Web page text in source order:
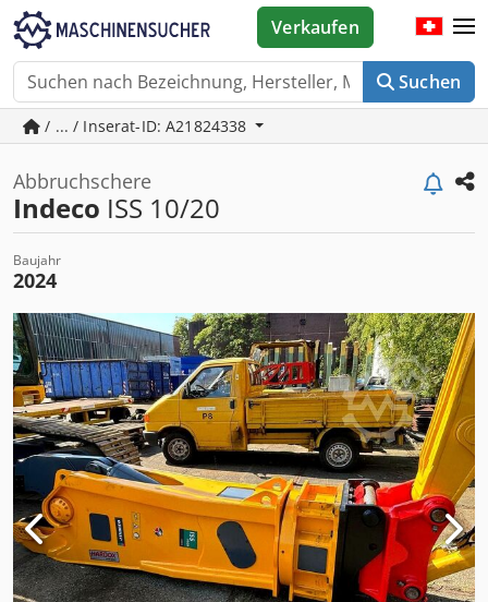
Suchen
Verkaufen
/ ... / Inserat-ID: A21824338
Abbruchschere
Indeco ISS 10/20
Baujahr
2024